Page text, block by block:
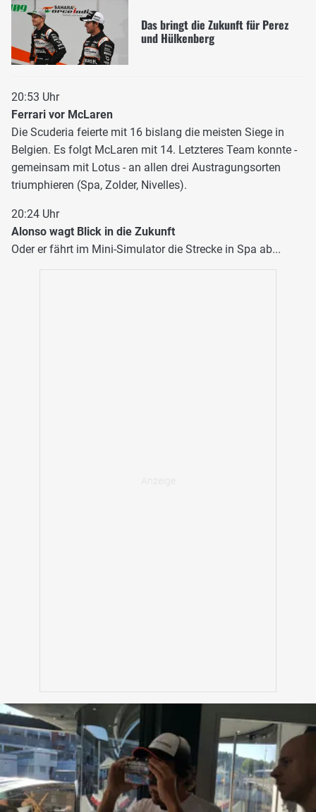
Das bringt die Zukunft für Perez
und Hülkenberg
20:53 Uhr
Ferrari vor McLaren
Die Scuderia feierte mit 16 bislang die meisten Siege in
Belgien. Es folgt McLaren mit 14. Letzteres Team konnte -
gemeinsam mit Lotus - an allen drei Austragungsorten
triumphieren (Spa, Zolder, Nivelles).
20:24 Uhr
Alonso wagt Blick in die Zukunft
Oder er fährt im Mini-Simulator die Strecke in Spa ab...